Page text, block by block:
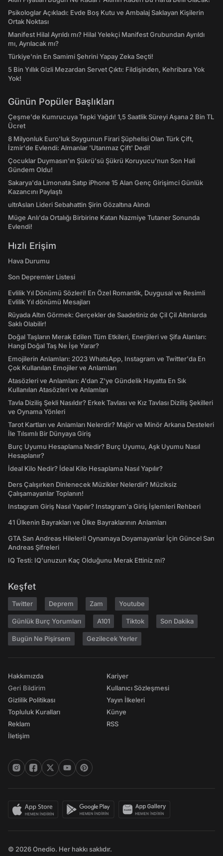
Psikologlar Açıkladı: Evde Boş Kutu ve Ambalaj Saklayan Kişilerin
Ortak Noktası
Manifest Hilal Ayrıldı mı? Hilal Yelekçi Manifest Grubundan Ayrıldı
mı, Ayrılacak mı?
Türkiye'nin En Samimi Şehrini Yapay Zeka Seçti!
5 Bin Yıllık Gizli Mezardan Servet Çıktı: Fildişinden, Kehribara Yok
Yok!
Günün Popüler Başlıkları
Çeşme'de Kumrucuya Tepki Yağdı! 1,5 Saatlik Süreyi Aşana 2 Bin TL
Ücret
8 Milyonluk Euro'luk Soygunun Firari Şüphelisi Olan Türk Çift,
İzmir'de Evlendi: Almanlar 'Utanmaz Çift' Dedi!
Çocuklar Duymasın'ın Şükrü'sü Şükrü Koruyucu'nun Son Hali
Gündem Oldu!
Sakarya'da Limonata Satıp iPhone 15 Alan Genç Girişimci Günlük
Kazancını Paylaştı
ultrAslan Lideri Sebahattin Şirin Gözaltına Alındı
Müge Anlı'da Ortalığı Birbirine Katan Nazmiye Tutaner Sonunda
Evlendi!
Hızlı Erişim
Hava Durumu
Son Depremler Listesi
Evlilik Yıl Dönümü Sözleri! En Özel Romantik, Duygusal ve Resimli
Evlilik Yıl dönümü Mesajları
Rüyada Altın Görmek: Gerçekler de Saadetiniz de Çil Çil Altınlarda
Saklı Olabilir!
Doğal Taşların Merak Edilen Tüm Etkileri, Enerjileri ve Şifa Alanları:
Hangi Doğal Taş Ne İşe Yarar?
Emojilerin Anlamları: 2023 WhatsApp, Instagram ve Twitter'da En
Çok Kullanılan Emojiler ve Anlamları
Atasözleri ve Anlamları: A'dan Z'ye Gündelik Hayatta En Sık
Kullanılan Atasözleri ve Anlamları
Tavla Diziliş Şekli Nasıldır? Erkek Tavlası ve Kız Tavlası Diziliş Şekilleri
ve Oynama Yönleri
Tarot Kartları ve Anlamları Nelerdir? Majör ve Minör Arkana Desteleri
İle Tılsımlı Bir Dünyaya Giriş
Burç Uyumu Hesaplama Nedir? Burç Uyumu, Aşk Uyumu Nasıl
Hesaplanır?
İdeal Kilo Nedir? İdeal Kilo Hesaplama Nasıl Yapılır?
Ders Çalışırken Dinlenecek Müzikler Nelerdir? Müziksiz
Çalışamayanlar Toplanın!
Instagram Giriş Nasıl Yapılır? Instagram'a Giriş İşlemleri Rehberi
41 Ülkenin Bayrakları ve Ülke Bayraklarının Anlamları
GTA San Andreas Hileleri! Oynamaya Doyamayanlar İçin Güncel San
Andreas Şifreleri
IQ Testi: IQ'unuzun Kaç Olduğunu Merak Ettiniz mi?
Keşfet
Twitter Deprem Zam Youtube
Günlük Burç Yorumları A101 Tiktok Son Dakika
Bugün Ne Pişirsem Gezilecek Yerler
Hakkımızda
Geri Bildirim
Gizlilik Politikası
Topluluk Kuralları
Reklam
İletişim
Kariyer
Kullanıcı Sözleşmesi
Yayın İlkeleri
Künye
RSS
© 2026 Onedio. Her hakkı saklıdır.